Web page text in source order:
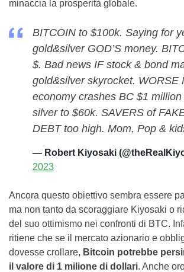
minaccia la prosperità globale.
BITCOIN to $100k. Saying for
gold&silver GOD’S money.
$. Bad news IF stock & bond
gold&silver skyrocket. WORSE
economy crashes BC $1
silver to $60k. SAVERS of
DEBT too high. Mom, Pop &
— Robert Kiyosaki
2023
Ancora questo obiettivo sembra essere
ma non tanto da scoraggiare Kiyosaki o
del suo ottimismo nei confronti di BTC.
ritiene che se il mercato azionario e
dovesse crollare, Bitcoin potrebbe
il valore di 1 milione di dollari. Anche